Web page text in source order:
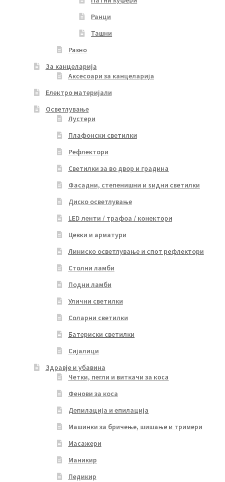
Ранци
Ташни
Разно
За канцеларија
Аксесоари за канцеларија
Електро материјали
Осветлување
Лустери
Плафонски светилки
Рефлектори
Светилки за во двор и градина
Фасадни, степенишни и ѕидни светилки
Диско осветлување
LED ленти / трафоа / конектори
Цевки и арматури
Линиско осветлување и спот рефлектори
Столни ламби
Подни ламби
Улични светилки
Соларни светилки
Батериски светилки
Сијалици
Здравје и убавина
Четки, пегли и виткачи за коса
Фенови за коса
Депилација и епилација
Машинки за бричење, шишање и тримери
Масажери
Маникир
Педикир